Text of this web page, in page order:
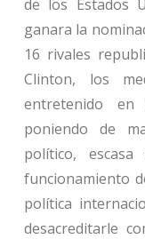
de los Estados
ganara la
16 rivales
Clinton, los
entretenido en
poniendo de
político, escasa
funcionamiento
política
desacreditarle